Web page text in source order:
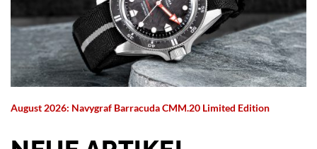
August 2026: Navygraf Barracuda CMM.20 Limited Edition